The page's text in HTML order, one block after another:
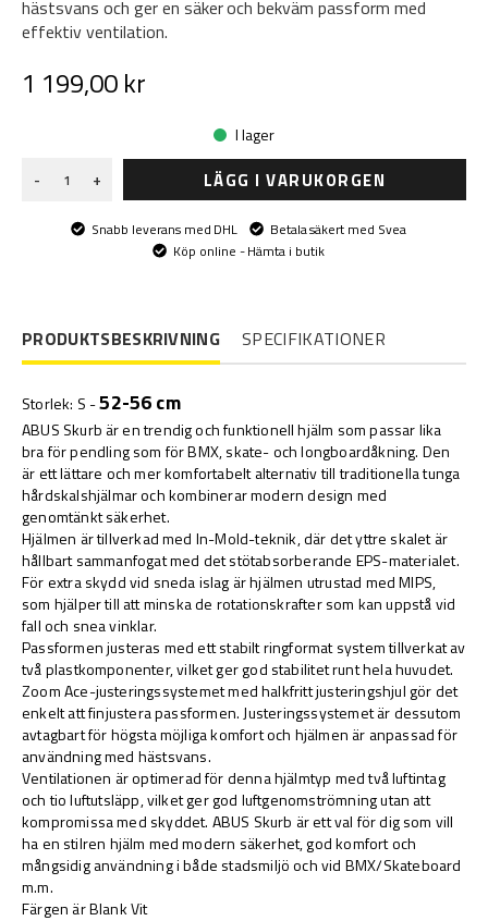
hästsvans och ger en säker och bekväm passform med
effektiv ventilation.
1 199,00 kr
I lager
-
+ LÄGG I VARUKORGEN
Snabb leverans med DHL
Betala säkert med Svea
Köp online - Hämta i butik
PRODUKTSBESKRIVNING SPECIFIKATIONER
Storlek: S -52-56 cm
ABUS Skurb är en trendig och funktionell hjälm som passar lika
bra för pendling som för BMX, skate- och longboardåkning. Den
är ett lättare och mer komfortabelt alternativ till traditionella tunga
hårdskalshjälmar och kombinerar modern design med
genomtänkt säkerhet.
Hjälmen är tillverkad med In-Mold-teknik, där det yttre skalet är
hållbart sammanfogat med det stötabsorberande EPS-materialet.
För extra skydd vid sneda islag är hjälmen utrustad med MIPS,
som hjälper till att minska de rotationskrafter som kan uppstå vid
fall och snea vinklar.
Passformen justeras med ett stabilt ringformat system tillverkat av
två plastkomponenter, vilket ger god stabilitet runt hela huvudet.
Zoom Ace-justeringssystemet med halkfritt justeringshjul gör det
enkelt att finjustera passformen. Justeringssystemet är dessutom
avtagbart för högsta möjliga komfort och hjälmen är anpassad för
användning med hästsvans.
Ventilationen är optimerad för denna hjälmtyp med två luftintag
och tio luftutsläpp, vilket ger god luftgenomströmning utan att
kompromissa med skyddet. ABUS Skurb är ett val för dig som vill
ha en stilren hjälm med modern säkerhet, god komfort och
mångsidig användning i både stadsmiljö och vid BMX/Skateboard
m.m.
Färgen är Blank Vit